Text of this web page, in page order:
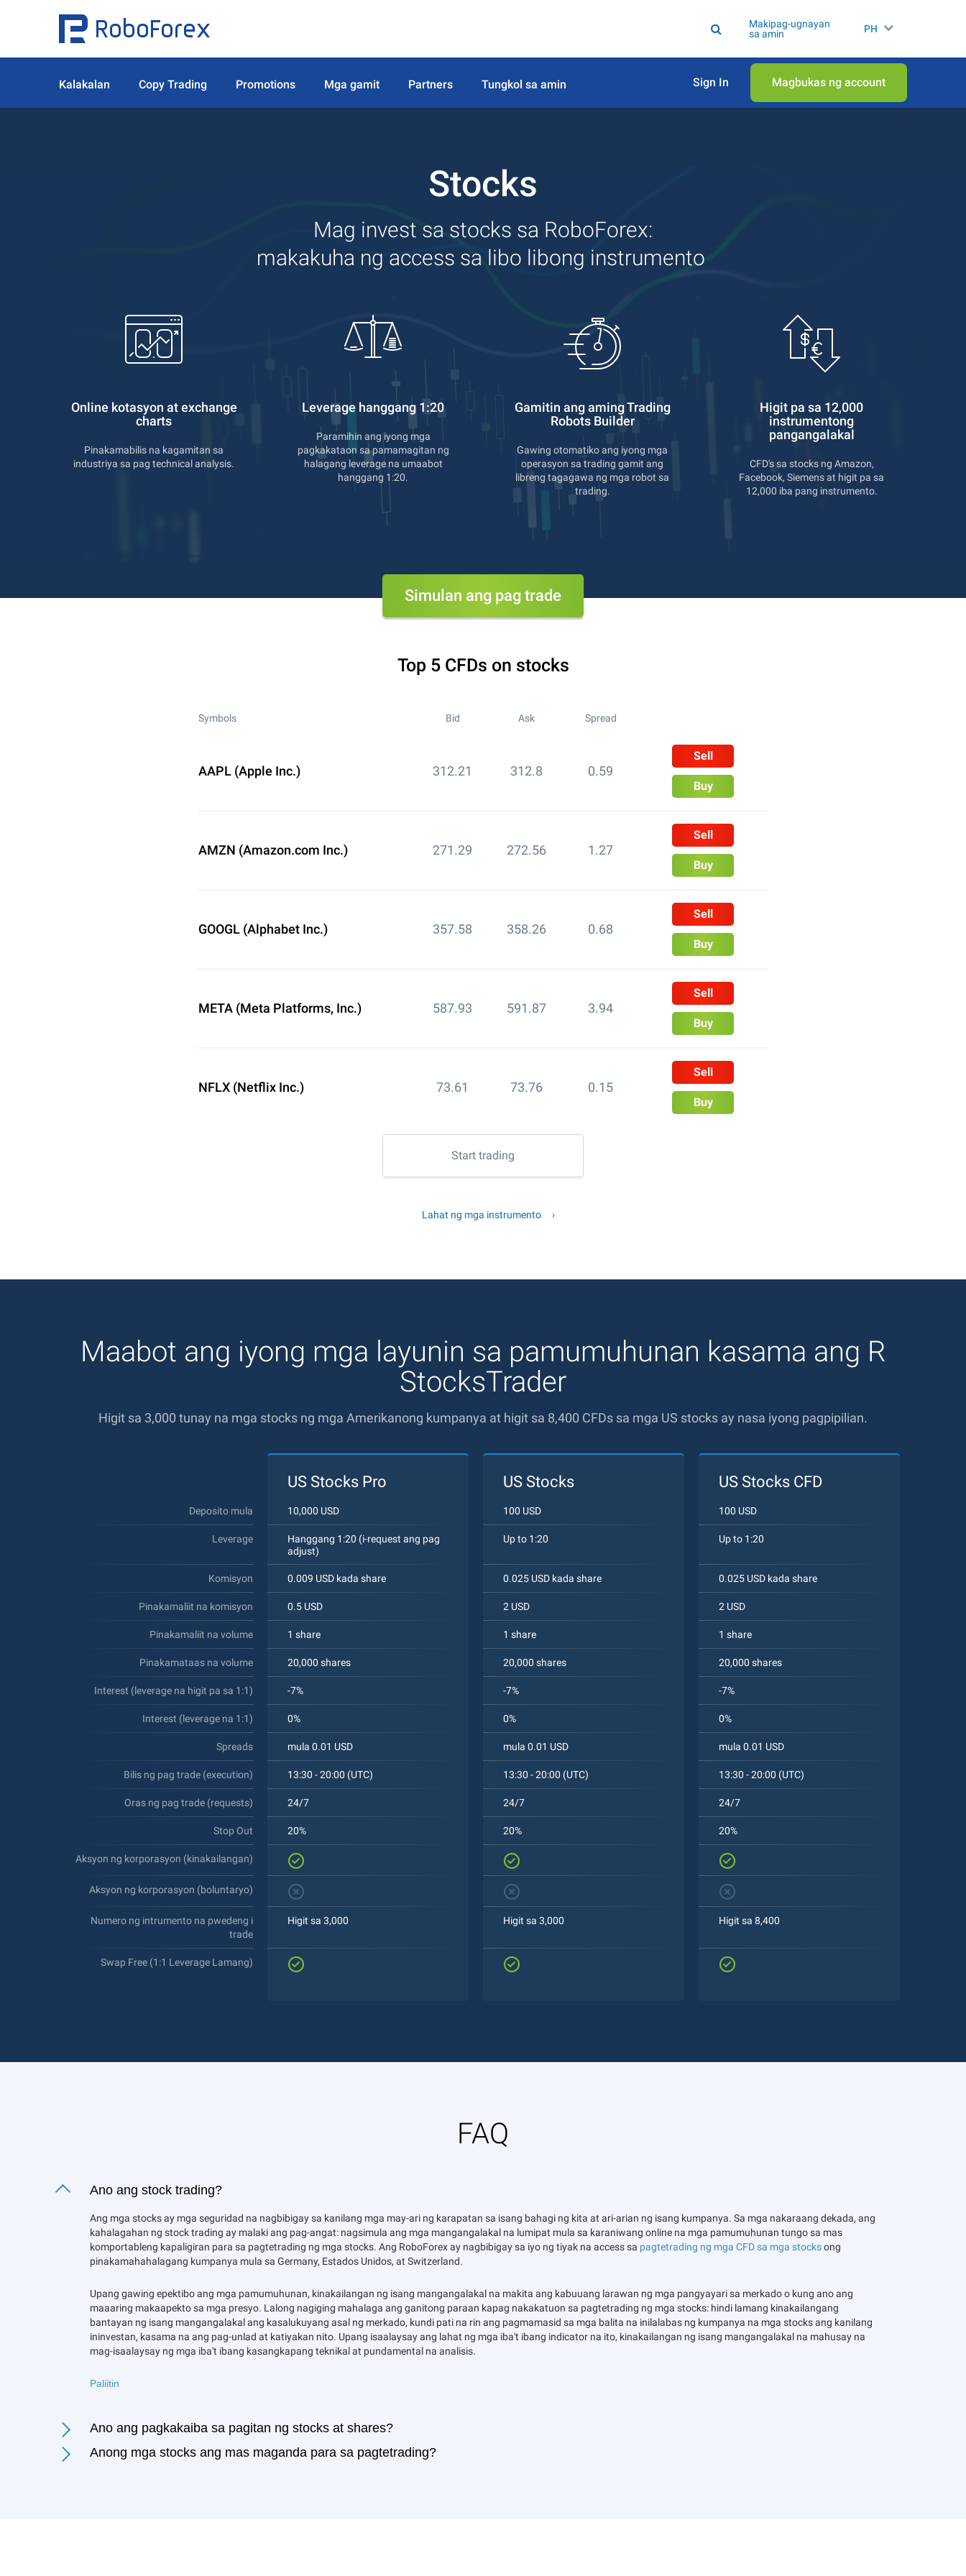
Makipag-ugnayan
sa amin
PH
Kalakalan Copy Trading Promotions Mga gamit Partners Tungkol sa amin Sign In Magbukas ng account
Stocks
Mag invest sa stocks sa RoboForex:
makakuha ng access sa libo libong instrumento
Online kotasyon at exchange
charts
Pinakamabilis na kagamitan sa
industriya sa pag technical analysis.
Leverage hanggang 1:20
Paramihin ang iyong mga
pagkakataon sa pamamagitan ng
halagang leverage na umaabot
hanggang 1:20.
Gamitin ang aming Trading
Robots Builder
Gawing otomatiko ang iyong mga
operasyon sa trading gamit ang
libreng tagagawa ng mga robot sa
trading.
Higit pa sa 12,000
instrumentong
pangangalakal
CFD's sa stocks ng Amazon,
Facebook, Siemens at higit pa sa
12,000 iba pang instrumento.
Simulan ang pag trade
Top 5 CFDs on stocks
Symbols Bid Ask Spread
AAPL (Apple Inc.) 312.21 312.8 0.59
Sell
Buy
AMZN (Amazon.com Inc.) 271.29 272.56 1.27
Sell
Buy
GOOGL (Alphabet Inc.) 357.58 358.26 0.68
Sell
Buy
META (Meta Platforms, Inc.) 587.93 591.87 3.94
Sell
Buy
NFLX (Netflix Inc.) 73.61 73.76 0.15
Sell
Buy
Start trading
Lahat ng mga instrumento
Maabot ang iyong mga layunin sa pamumuhunan kasama ang R
StocksTrader
Higit sa 3,000 tunay na mga stocks ng mga Amerikanong kumpanya at higit sa 8,400 CFDs sa mga US stocks ay nasa iyong pagpipilian.
US Stocks Pro US Stocks US Stocks CFD
Deposito mula 10,000 USD 100 USD 100 USD
Leverage
Hanggang 1:20 (i-request ang pag
adjust)
Up to 1:20 Up to 1:20
Komisyon 0.009 USD kada share 0.025 USD kada share 0.025 USD kada share
Pinakamaliit na komisyon 0.5 USD 2 USD 2 USD
Pinakamaliit na volume 1 share 1 share 1 share
Pinakamataas na volume 20,000 shares 20,000 shares 20,000 shares
Interest (leverage na higit pa sa 1:1) -7% -7% -7%
Interest (leverage na 1:1) 0% 0% 0%
Spreads mula 0.01 USD mula 0.01 USD mula 0.01 USD
Bilis ng pag trade (execution) 13:30 - 20:00 (UTC) 13:30 - 20:00 (UTC) 13:30 - 20:00 (UTC)
Oras ng pag trade (requests) 24/7 24/7 24/7
Stop Out 20% 20% 20%
Aksyon ng korporasyon (kinakailangan)
Aksyon ng korporasyon (boluntaryo)
Numero ng intrumento na pwedeng i
trade
Higit sa 3,000 Higit sa 3,000 Higit sa 8,400
Swap Free (1:1 Leverage Lamang)
FAQ
Ano ang stock trading?
Ang mga stocks ay mga seguridad na nagbibigay sa kanilang mga may-ari ng karapatan sa isang bahagi ng kita at ari-arian ng isang kumpanya. Sa mga nakaraang dekada, ang
kahalagahan ng stock trading ay malaki ang pag-angat: nagsimula ang mga mangangalakal na lumipat mula sa karaniwang online na mga pamumuhunan tungo sa mas
komportableng kapaligiran para sa pagtetrading ng mga stocks. Ang RoboForex ay nagbibigay sa iyo ng tiyak na access sa pagtetrading ng mga CFD sa mga stocksong
pinakamahahalagang kumpanya mula sa Germany, Estados Unidos, at Switzerland.
Upang gawing epektibo ang mga pamumuhunan, kinakailangan ng isang mangangalakal na makita ang kabuuang larawan ng mga pangyayari sa merkado o kung ano ang
maaaring makaapekto sa mga presyo. Lalong nagiging mahalaga ang ganitong paraan kapag nakakatuon sa pagtetrading ng mga stocks: hindi lamang kinakailangang
bantayan ng isang mangangalakal ang kasalukuyang asal ng merkado, kundi pati na rin ang pagmamasid sa mga balita na inilalabas ng kumpanya na mga stocks ang kanilang
ininvestan, kasama na ang pag-unlad at katiyakan nito. Upang isaalaysay ang lahat ng mga iba't ibang indicator na ito, kinakailangan ng isang mangangalakal na mahusay na
mag-isaalaysay ng mga iba't ibang kasangkapang teknikal at pundamental na analisis.
Paliitin
Ano ang pagkakaiba sa pagitan ng stocks at shares?
Anong mga stocks ang mas maganda para sa pagtetrading?